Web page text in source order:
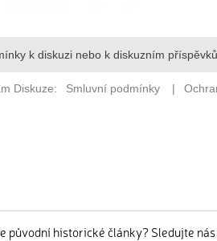
původní historické články? Sledujte